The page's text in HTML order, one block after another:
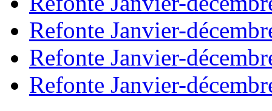
Refonte Janvier-
Refonte Janvier-
Refonte Janvier-